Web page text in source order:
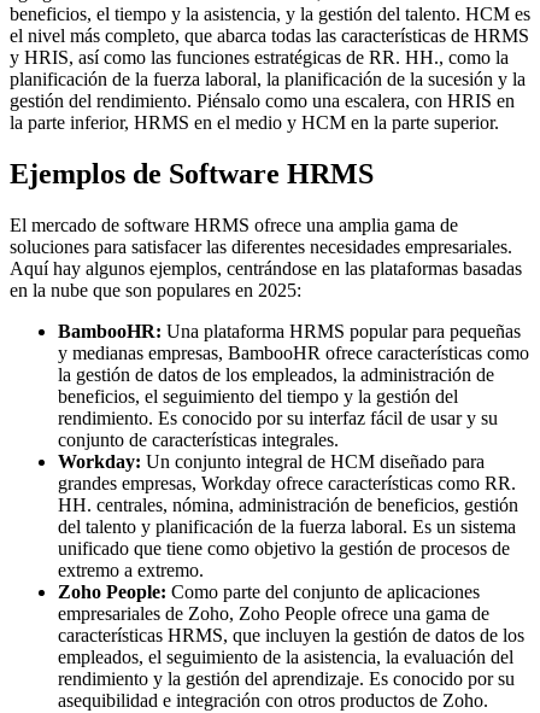
beneficios, el tiempo y la asistencia, y la gestión del talento. HCM es
el nivel más completo, que abarca todas las características de HRMS
y HRIS, así como las funciones estratégicas de RR. HH., como la
planificación de la fuerza laboral, la planificación de la sucesión y la
gestión del rendimiento. Piénsalo como una escalera, con HRIS en
la parte inferior, HRMS en el medio y HCM en la parte superior.
Ejemplos de Software HRMS
El mercado de software HRMS ofrece una amplia gama de
soluciones para satisfacer las diferentes necesidades empresariales.
Aquí hay algunos ejemplos, centrándose en las plataformas basadas
en la nube que son populares en 2025:
BambooHR: Una plataforma HRMS popular para pequeñas
y medianas empresas, BambooHR ofrece características como
la gestión de datos de los empleados, la administración de
beneficios, el seguimiento del tiempo y la gestión del
rendimiento. Es conocido por su interfaz fácil de usar y su
conjunto de características integrales.
Workday: Un conjunto integral de HCM diseñado para
grandes empresas, Workday ofrece características como RR.
HH. centrales, nómina, administración de beneficios, gestión
del talento y planificación de la fuerza laboral. Es un sistema
unificado que tiene como objetivo la gestión de procesos de
extremo a extremo.
Zoho People: Como parte del conjunto de aplicaciones
empresariales de Zoho, Zoho People ofrece una gama de
características HRMS, que incluyen la gestión de datos de los
empleados, el seguimiento de la asistencia, la evaluación del
rendimiento y la gestión del aprendizaje. Es conocido por su
asequibilidad e integración con otros productos de Zoho.